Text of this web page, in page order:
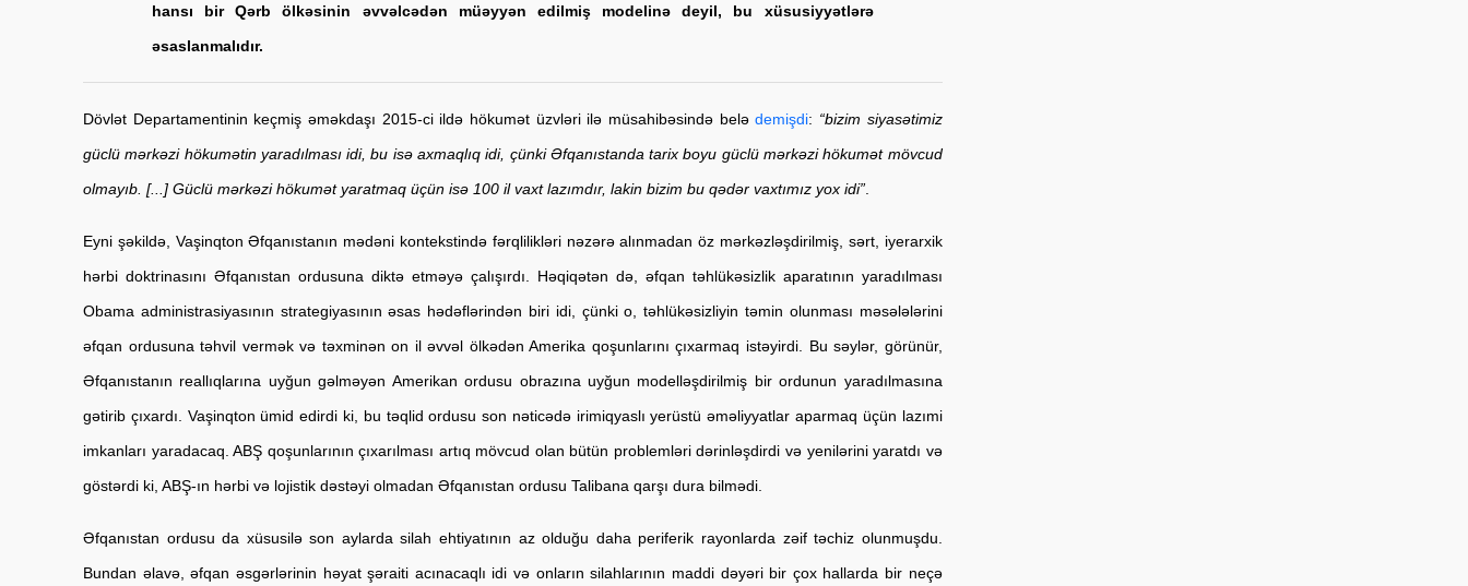
hansı bir Qərb ölkəsinin əvvəlcədən müəyyən edilmiş modelinə deyil, bu xüsusiyyətlərə
əsaslanmalıdır.
Dövlət Departamentinin keçmiş əməkdaşı 2015-ci ildə hökumət üzvləri ilə müsahibəsində belə demişdi: “bizim siyasətimiz
güclü mərkəzi hökumətin yaradılması idi, bu isə axmaqlıq idi, çünki Əfqanıstanda tarix boyu güclü mərkəzi hökumət mövcud
olmayıb. [...] Güclü mərkəzi hökumət yaratmaq üçün isə 100 il vaxt lazımdır, lakin bizim bu qədər vaxtımız yox idi”
Eyni şəkildə, Vaşinqton Əfqanıstanın mədəni kontekstində fərqlilikləri nəzərə alınmadan öz mərkəzləşdirilmiş, sərt, iyerarxik
hərbi doktrinasını Əfqanıstan ordusuna diktə etməyə çalışırdı. Həqiqətən də, əfqan təhlükəsizlik aparatının yaradılması
Obama administrasiyasının strategiyasının əsas hədəflərindən biri idi, çünki o, təhlükəsizliyin təmin olunması məsələlərini
əfqan ordusuna təhvil vermək və təxminən on il əvvəl ölkədən Amerika qoşunlarını çıxarmaq istəyirdi. Bu səylər, görünür,
Əfqanıstanın reallıqlarına uyğun gəlməyən Amerikan ordusu obrazına uyğun modelləşdirilmiş bir ordunun yaradılmasına
gətirib çıxardı. Vaşinqton ümid edirdi ki, bu təqlid ordusu son nəticədə irimiqyaslı yerüstü əməliyyatlar aparmaq üçün lazımi
imkanları yaradacaq. ABŞ qoşunlarının çıxarılması artıq mövcud olan bütün problemləri dərinləşdirdi və yenilərini yaratdı və
göstərdi ki, ABŞ-ın hərbi və lojistik dəstəyi olmadan Əfqanıstan ordusu Talibana qarşı dura bilmədi.
Əfqanıstan ordusu da xüsusilə son aylarda silah ehtiyatının az olduğu daha periferik rayonlarda zəif təchiz olunmuşdu.
Bundan əlavə, əfqan əsgərlərinin həyat şəraiti acınacaqlı idi və onların silahlarının maddi dəyəri bir çox hallarda bir neçə